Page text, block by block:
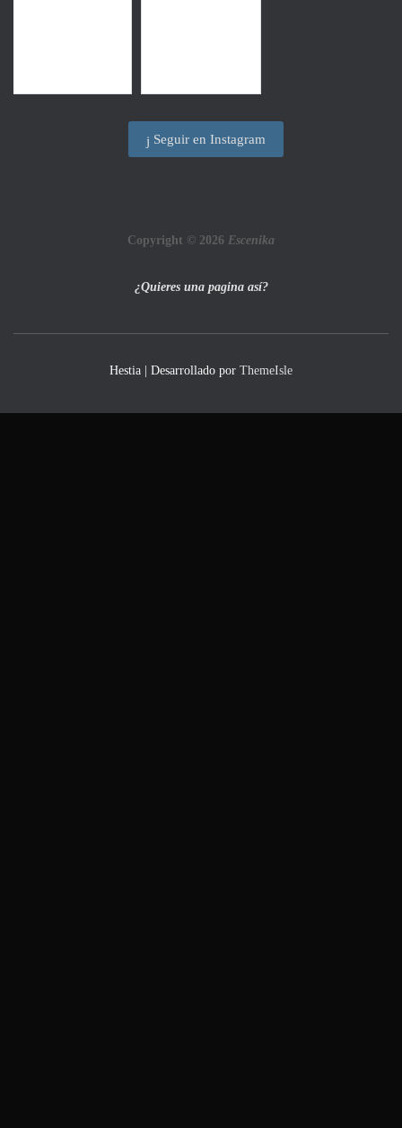
Seguir en Instagram
Copyright © 2026 Escenika
¿Quieres una pagina así?
Hestia | Desarrollado por ThemeIsle